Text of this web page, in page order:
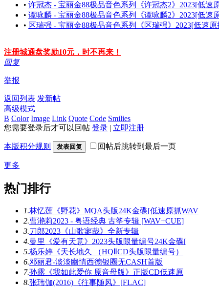
• 许冠杰 - 宝丽金88极品音色系列《许冠杰2》2023[低速
• 谭咏麟 - 宝丽金88极品音色系列《谭咏麟2》2023[低速
• 区瑞强 - 宝丽金88极品音色系列《区瑞强》2023[低速
注册城通盘奖励10元，时不再来！
回复
举报
返回列表 发新帖
高级模式
B Color Image Link Quote Code Smilies
您需要登录后才可以回帖 登录 | 立即注册
本版积分规则 发表回复 回帖后跳转到最后一页
更多
热门排行
1.林忆莲《野花》MQA头版24K金碟[低速原抓WAV
2.曹滟莉2023 - 粤语经典 古筝专辑 [WAV+CUE]
3.刀郎2023《山歌寥哉》全新专辑
4.曼里《爱有天意》2023头版限量编号24K金碟[
5.杨乐婷《天长地久 （HQⅡCD头版限量编号）
6.邓丽君-淡淡幽情西德银圈无CASH首版
7.孙露《我如此爱你 原音母版》正版CD低速原
8.张玮伽(2016)《往事随风》[FLAC]